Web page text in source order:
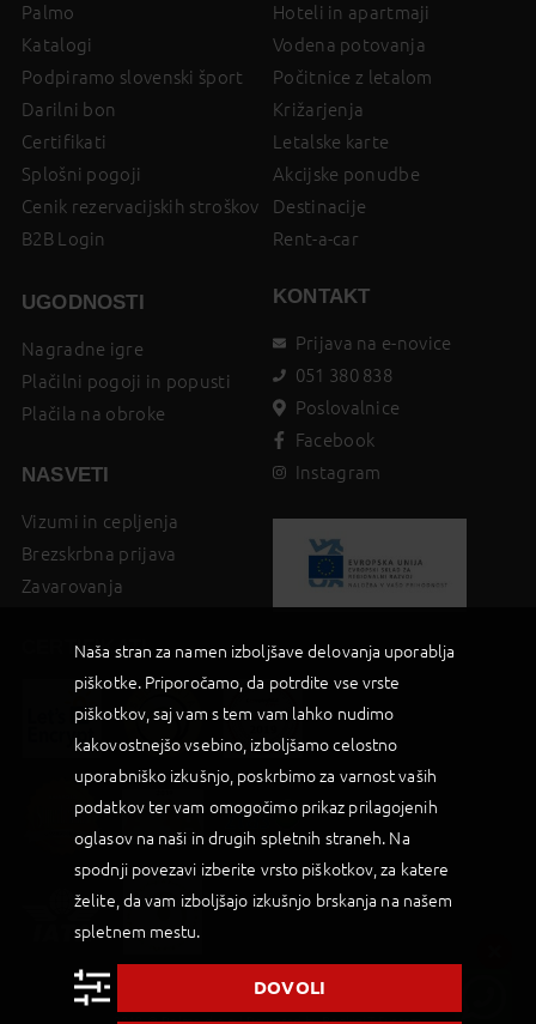
Palmo
Katalogi
Podpiramo slovenski šport
Darilni bon
Certifikati
Splošni pogoji
Cenik rezervacijskih stroškov
B2B Login
UGODNOSTI
Nagradne igre
Plačilni pogoji in popusti
Plačila na obroke
NASVETI
Vizumi in cepljenja
Brezskrbna prijava
Zavarovanja
Hoteli in apartmaji
Vodena potovanja
Počitnice z letalom
Križarjenja
Letalske karte
Akcijske ponudbe
Destinacije
Rent-a-car
KONTAKT
Prijava na e-novice
051 380 838
Poslovalnice
Facebook
Instagram
CERTIFIKATI
Naša stran za namen izboljšave delovanja uporablja
piškotke. Priporočamo, da potrdite vse vrste
piškotkov, saj vam s tem vam lahko nudimo
kakovostnejšo vsebino, izboljšamo celostno
uporabniško izkušnjo, poskrbimo za varnost vaših
podatkov ter vam omogočimo prikaz prilagojenih
oglasov na naši in drugih spletnih straneh. Na
spodnji povezavi izberite vrsto piškotkov, za katere
želite, da vam izboljšajo izkušnjo brskanja na našem
spletnem mestu.
DOVOLI